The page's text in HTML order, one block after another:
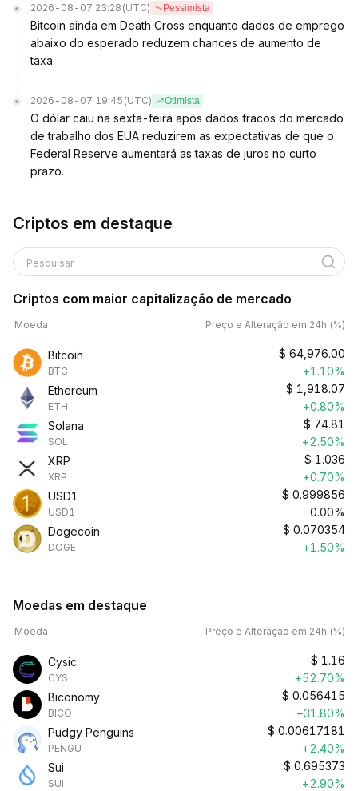
2026-08-07 23:28 (UTC) Pessimista
Bitcoin ainda em Death Cross enquanto dados de emprego
abaixo do esperado reduzem chances de aumento de
taxa
2026-08-07 19:45 (UTC) Otimista
O dólar caiu na sexta-feira após dados fracos do mercado
de trabalho dos EUA reduzirem as expectativas de que o
Federal Reserve aumentará as taxas de juros no curto
prazo.
Criptos em destaque
Pesquisar
Criptos com maior capitalização de mercado
Moeda Preço e Alteração em 24h (%)
Bitcoin
BTC
$ 64,976.00
+1.10%
Ethereum
ETH
$ 1,918.07
+0.80%
Solana
SOL
$ 74.81
+2.50%
XRP
XRP
$ 1.036
+0.70%
USD1
USD1
$ 0.999856
0.00%
Dogecoin
DOGE
$ 0.070354
+1.50%
Moedas em destaque
Moeda Preço e Alteração em 24h (%)
Cysic
CYS
$ 1.16
+52.70%
Biconomy
BICO
$ 0.056415
+31.80%
Pudgy Penguins
PENGU
$ 0.00617181
+2.40%
Sui
SUI
$ 0.695373
+2.90%